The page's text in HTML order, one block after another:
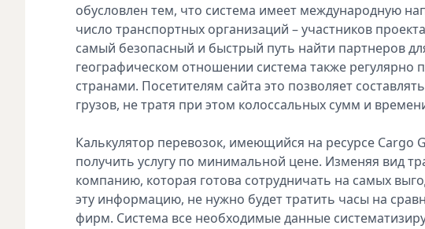
обусловлен тем, что система имеет международную
число транспортных организаций – участников
самый безопасный и быстрый путь найти партнеров
географическом отношении система также
странами. Посетителям сайта это позволяет
грузов, не тратя при этом колоссальных сумм и
Калькулятор перевозок, имеющийся на ресурсе
получить услугу по минимальной цене. Изменяя вид
компанию, которая готова сотрудничать на самых
эту информацию, не нужно будет тратить часы на
фирм. Система все необходимые данные